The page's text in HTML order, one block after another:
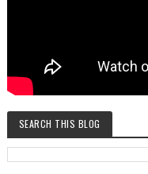
SEARCH THIS BLOG